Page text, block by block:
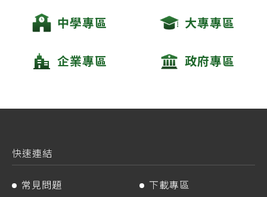
中學專區 大專專區
企業專區 政府專區
快速連結
常見問題
下載專區